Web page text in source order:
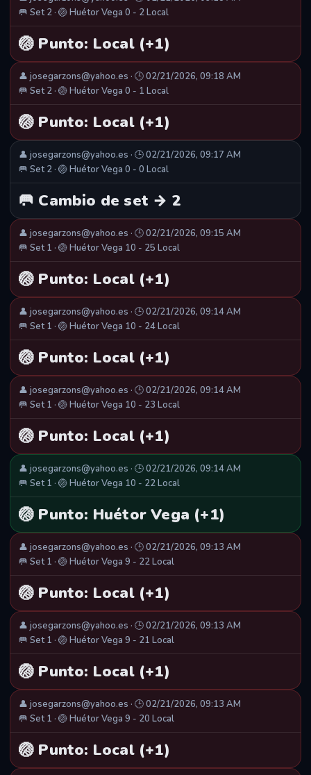
🥅 Set 2 · 🏐 Huétor Vega 0 - 2 Local
🏐 Punto: Local (+1)
👤 josegarzons@yahoo.es · 🕒 02/21/2026, 09:18 AM
🥅 Set 2 · 🏐 Huétor Vega 0 - 1 Local
🏐 Punto: Local (+1)
👤 josegarzons@yahoo.es · 🕒 02/21/2026, 09:17 AM
🥅 Set 2 · 🏐 Huétor Vega 0 - 0 Local
🥅 Cambio de set → 2
👤 josegarzons@yahoo.es · 🕒 02/21/2026, 09:15 AM
🥅 Set 1 · 🏐 Huétor Vega 10 - 25 Local
🏐 Punto: Local (+1)
👤 josegarzons@yahoo.es · 🕒 02/21/2026, 09:14 AM
🥅 Set 1 · 🏐 Huétor Vega 10 - 24 Local
🏐 Punto: Local (+1)
👤 josegarzons@yahoo.es · 🕒 02/21/2026, 09:14 AM
🥅 Set 1 · 🏐 Huétor Vega 10 - 23 Local
🏐 Punto: Local (+1)
👤 josegarzons@yahoo.es · 🕒 02/21/2026, 09:14 AM
🥅 Set 1 · 🏐 Huétor Vega 10 - 22 Local
🏐 Punto: Huétor Vega (+1)
👤 josegarzons@yahoo.es · 🕒 02/21/2026, 09:13 AM
🥅 Set 1 · 🏐 Huétor Vega 9 - 22 Local
🏐 Punto: Local (+1)
👤 josegarzons@yahoo.es · 🕒 02/21/2026, 09:13 AM
🥅 Set 1 · 🏐 Huétor Vega 9 - 21 Local
🏐 Punto: Local (+1)
👤 josegarzons@yahoo.es · 🕒 02/21/2026, 09:13 AM
🥅 Set 1 · 🏐 Huétor Vega 9 - 20 Local
🏐 Punto: Local (+1)